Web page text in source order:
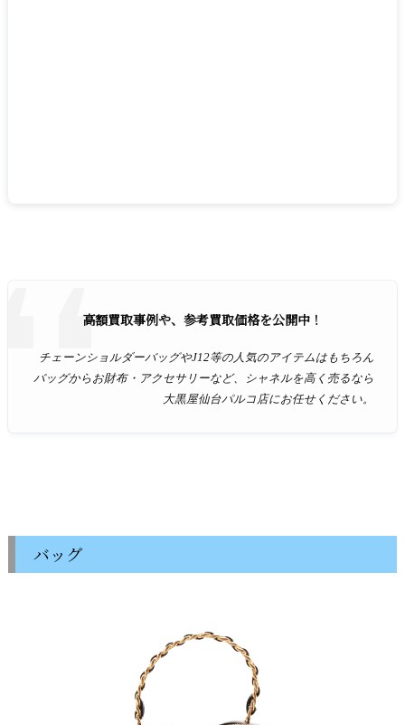
高額買取事例や、参考買取価格を公開中！
チェーンショルダーバッグやJ12等の人気のアイテムはもちろん
バッグからお財布・アクセサリーなど、シャネルを高く売るなら
大黒屋仙台パルコ店にお任せください。
バッグ